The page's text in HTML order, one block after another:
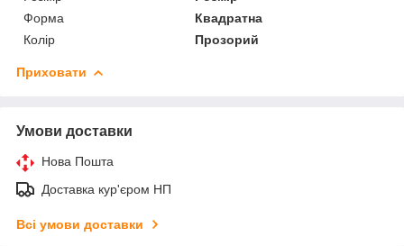
Форма
Квадратна
Колір
Прозорий
Приховати
Умови доставки
Нова Пошта
Доставка кур'єром НП
Всі умови доставки